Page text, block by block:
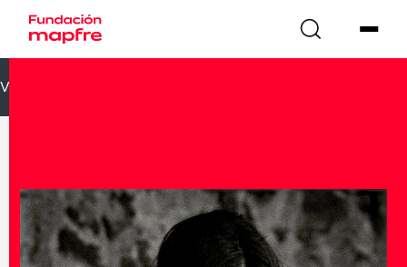
VOLVER